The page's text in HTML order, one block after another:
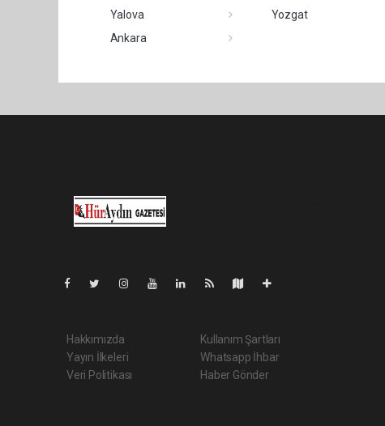
Yalova
Yozgat
Ankara
Hakkımızda
Yayın İlkeleri
Veri Politikası
Kullanım Şartları
Whatsapp İhbar
Haber Gönder